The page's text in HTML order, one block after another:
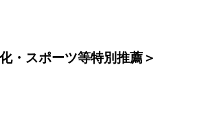
・スポーツ等特別推薦＞